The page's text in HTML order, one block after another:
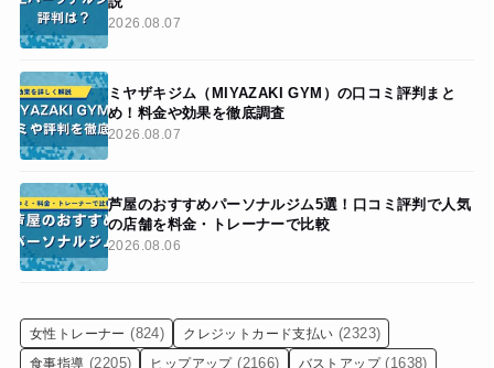
2026.08.07
ミヤザキジム（MIYAZAKI GYM）の口コミ評判まと
め！料金や効果を徹底調査
2026.08.07
芦屋のおすすめパーソナルジム5選！口コミ評判で人気
の店舗を料金・トレーナーで比較
2026.08.06
女性トレーナー (824) クレジットカード支払い (2323)
食事指導 (2205) ヒップアップ (2166) バストアップ (1638)